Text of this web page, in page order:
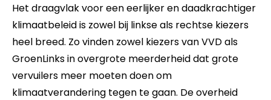
Het draagvlak voor een eerlijker en daadkrachtiger
klimaatbeleid is zowel bij linkse als rechtse kiezers
heel breed. Zo vinden zowel kiezers van VVD als
GroenLinks in overgrote meerderheid dat grote
vervuilers meer moeten doen om
klimaatverandering tegen te gaan. De overheid